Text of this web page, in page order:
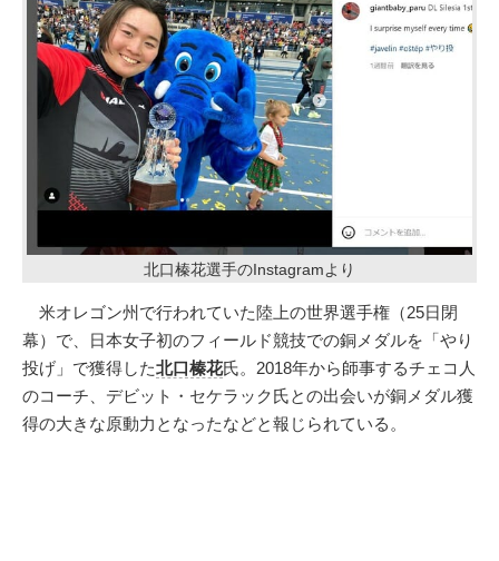
北口榛花選手のInstagramより
米オレゴン州で行われていた陸上の世界選手権（25日閉
幕）で、日本女子初のフィールド競技での銅メダルを「やり
投げ」で獲得した北口榛花氏。2018年から師事するチェコ人
のコーチ、デビット・セケラック氏との出会いが銅メダル獲
得の大きな原動力となったなどと報じられている。